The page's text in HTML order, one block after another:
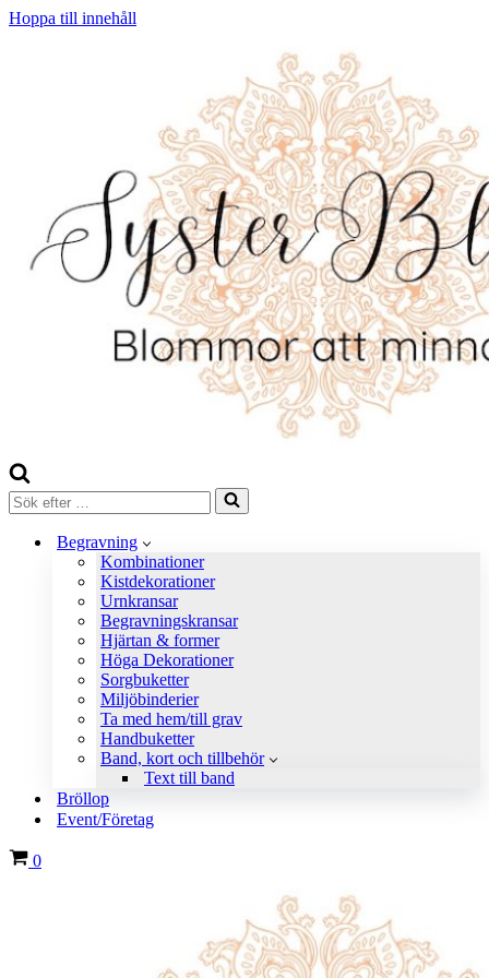
Hoppa till innehåll
Sök
efter
Begravning
Kombinationer
Kistdekorationer
Urnkransar
Begravningskransar
Hjärtan & former
Höga Dekorationer
Sorgbuketter
Miljöbinderier
Ta med hem/till grav
Handbuketter
Band, kort och tillbehör
Text till band
Bröllop
Event/Företag
Varukorg
0